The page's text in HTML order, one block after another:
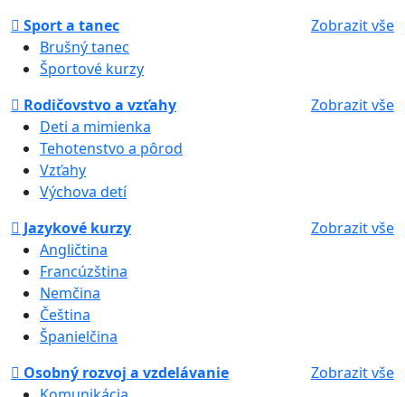
Sport a tanec
Zobrazit vše
Brušný tanec
Športové kurzy
Rodičovstvo a vzťahy
Zobrazit vše
Deti a mimienka
Tehotenstvo a pôrod
Vzťahy
Výchova detí
Jazykové kurzy
Zobrazit vše
Angličtina
Francúzština
Nemčina
Čeština
Španielčina
Osobný rozvoj a vzdelávanie
Zobrazit vše